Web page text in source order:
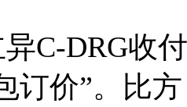
C-DRG收
订价”。比